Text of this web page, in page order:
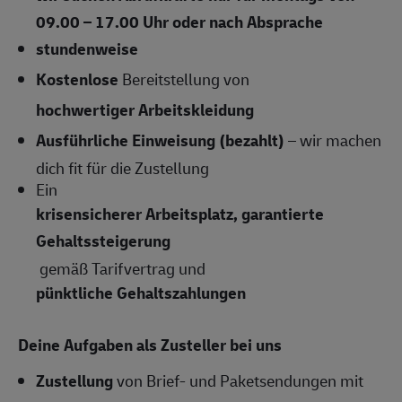
09.00 – 17.00 Uhr oder nach Absprache
stundenweise
Kostenlose Bereitstellung von
hochwertiger Arbeitskleidung
Ausführliche Einweisung (bezahlt)– wir machen
dich fit für die Zustellung
Ein
krisensicherer Arbeitsplatz, garantierte
Gehaltssteigerung
gemäß Tarifvertrag und
pünktliche Gehaltszahlungen
Deine Aufgaben als Zusteller bei uns
Zustellungvon Brief- und Paketsendungen mit